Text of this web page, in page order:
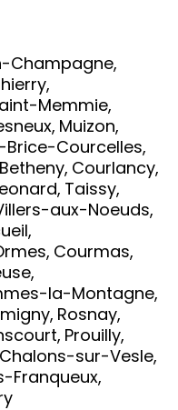
Champagne,
,
Memmie,
, Muizon,
Brice-Courcelles,
Betheny, Courlancy,
, Taissy,
aux-Noeuds,
,
, Courmas,
,
la-Montagne,
, Rosnay,
, Prouilly,
Chalons-sur-Vesle,
Franqueux,